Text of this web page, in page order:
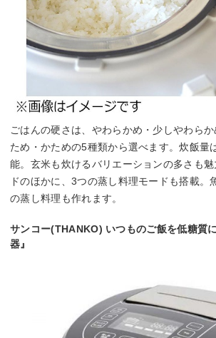
ごはんの硬さは、やわらかめ・少しやわら
ため・かための5種類から選べます。炊飯量
能。玄米も炊けるバリエーションの多さも
ドのほかに、3つの蒸し料理モードも搭載。
の蒸し料理も作れます。
サンコー(THANKO) いつものご飯を低糖質
器』